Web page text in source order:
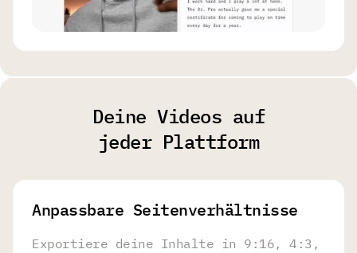
Deine Videos auf
jeder Plattform
Anpassbare Seitenverhältnisse
Exportiere deine Inhalte in 9:16, 4:3,